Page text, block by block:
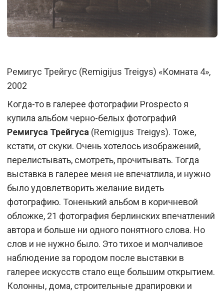
Ремигус Трейгус (Remigijus Treigys) «Комната 4»,
2002
Когда-то в галерее фотографии Prospecto я
купила альбом черно-белых фотографий
Ремигуса Трейгуса (Remigijus Treigys). Тоже,
кстати, от скуки. Очень хотелось изображений,
перелистывать, смотреть, прочитывать. Тогда
выставка в галерее меня не впечатлила, и нужно
было удовлетворить желание видеть
фотографию. Тоненький альбом в коричневой
обложке, 21 фотография берлинских впечатлений
автора и больше ни одного понятного слова. Но
слов и не нужно было. Это тихое и молчаливое
наблюдение за городом после выставки в
галерее искусств стало еще большим открытием.
Колонны, дома, строительные драпировки и